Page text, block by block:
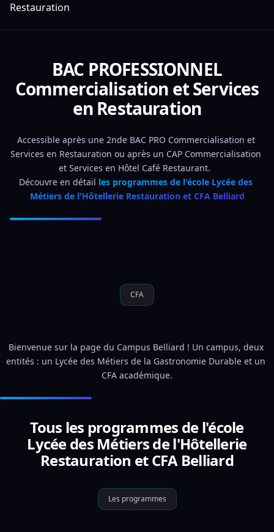
Restauration
BAC PROFESSIONNEL
Commercialisation et Services
en Restauration
Accessible après une 2nde BAC PRO Commercialisation et
Services en Restauration ou après un CAP Commercialisation
et Services en Hôtel Café Restaurant.
Découvre en détail les programmes de l'école Lycée des
Métiers de l'Hôtellerie Restauration et CFA Belliard
CFA
Bienvenue sur la page du Campus Belliard ! Un campus, deux
entités : un Lycée des Métiers de la Gastronomie Durable et un
CFA académique.
Tous les programmes de l'école
Lycée des Métiers de l'Hôtellerie
Restauration et CFA Belliard
Les programmes